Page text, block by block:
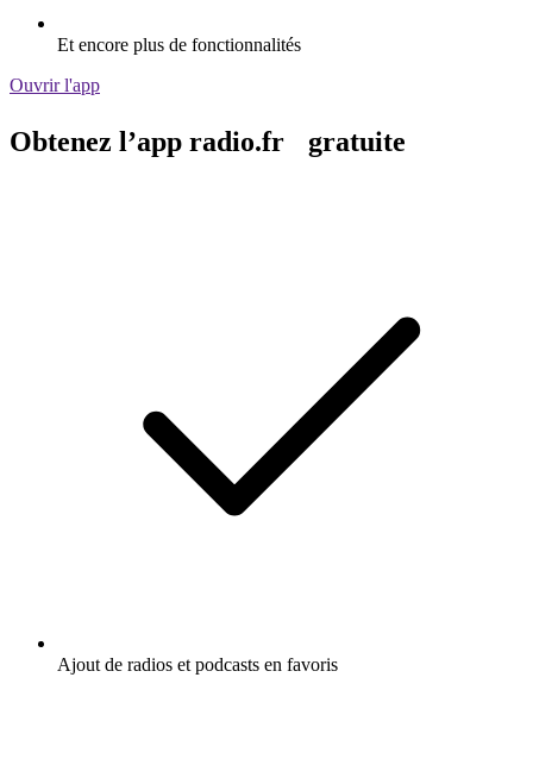
Et encore plus de fonctionnalités
Ouvrir l'app
Obtenez l’app radio.fr gratuite
Ajout de radios et podcasts en favoris